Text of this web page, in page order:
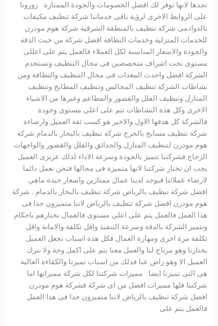
تجدها لانها توفر لك افضل الخصومات والجودة الممتازة زورونا
على الروابط الاخرى لرؤية باقى خدماتنا شركة تنظيف مكيفات
بالدوادمى شركة تنظيف بالمنطقة الشرقية شركة هوم مودرن
للخدمات المنزلية وخدمات النظافة افضل شركة من حيث الدقة
والجودة والاسعار المناسبة لكل العملاء فالعمل يتم على اعللى
مستوى تحت اشراف متخصصين فى مجال التنظيف وتستخدم
الشركة افضل واحدث المعدات فى مجال التنظيف والنظافة ومن
نشاطات الشركة تنظيف المجالس وتنظيف المطابخ وتنظيف
المنازل وتنظيف الفلل والقصور والمطاعم وغيرها من الاشياء
الاخرى وكل هذة النشاطات تتم على اعلى مستوى وجودة
فالشركة كل هدفها الاول والاخير هو كسب ثقة العميل وارضاءة
شركة تنظيف مسابح بالخرج شركة تنظيف بالبخار بالدمام شركة
هوم مودرن لتنظيف المنازل والحدائق والفلل والقصور والواجهات
الزجاج فشركتنا تتميز بالجودة وسرعة الاداء لذلك عزيزى العميل
يجب ان تختار شركتنا لانها متميزة فى مجالها فنحن نعمل دائما
لارضاء عملائنا فيوجد لدينا عمال ممتازين واسعار جيدة ماهي
افضل شركة تنظيف بالرياض شركة تنظيف بالبخار بالدمام . شركة
هوم مودرن افضل شركة تنظيف بالرياض لاننا متميزون جدا فى
هذا العمل فالعمل يتم على اعلى مستوى فالعمال نختارهم باحكام
وتتميز الشركة بالدقة وسرعة التنفيذ واقل تكلفة والامانة واقل
تكلفة مرة اخرى ومهارة العمال فكل هذة اسباب تجعل العميل
يختارنا وهو مرتاح لنا والعمل معنا يتم على اكمل وجة ولا نترك
العميل الا وهو راض عنا فذلك من اسباب تميزنا والكفاءة العالية
هى التى تميزنا ايضا مميزات شركتنا لكل شركة مميزاتها اما
شركتنا فلها مميزات افضل من اى شركة فشركة هوم مودرن
افضل شركة تنظيف بالرياض لاننا متميزون جدا فى هذا العمل
فالعمل يتم على